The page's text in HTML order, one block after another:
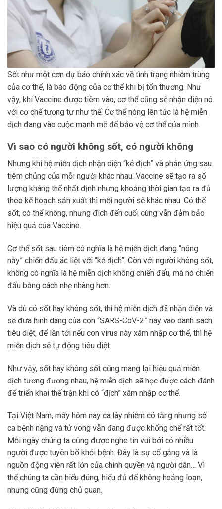
Sốt như một cơn dự báo chính xác về tình trạng nhiễm trùng
của cơ thể, là báo động của cơ thể khi bị tổn thương. Như
vậy, khi Vaccine được tiêm vào, cơ thể cũng sẽ nhận diện nó
với cơ chế tương tự như thế. Cơ thể nóng lên tức là hệ miễn
dịch đang vào cuộc mạnh mẽ để bảo vệ cơ thể của mình.
Vì sao có người không sốt, có người không
Nhưng khi hệ miễn dịch nhận diện “kẻ địch” và phản ứng sau
tiêm chủng của mỗi người khác nhau. Vaccine sẽ tạo ra số
lượng kháng thể nhất định nhưng khoảng thời gian tạo ra đủ
theo kế hoạch sản xuất thì mỗi người sẽ khác nhau. Có thể
sốt, có thể không, nhưng đích đến cuối cùng vẫn đảm bảo
hiệu quả của Vaccine.
Cơ thể sốt sau tiêm có nghĩa là hệ miễn dịch đang “nóng
nảy” chiến đấu ác liệt với “kẻ địch”. Còn với người không sốt,
không có nghĩa là hệ miễn dịch không chiến đấu, mà nó chiến
đấu bằng cách nhẹ nhàng hơn.
Và dù có sốt hay không sốt, thì hệ miễn dịch đã nhận diện và
sẽ đưa hình dáng của con “SARS-CoV-2” này vào danh sách
tiêu diệt, để lần tới nếu con virus này xâm nhập cơ thể, thì hệ
miễn dịch sẽ tự động tiêu diệt.
Như vậy, sốt hay không sốt cũng mang lại hiệu quả miễn
dịch tương đương nhau, hệ miễn dịch sẽ học được cách đánh
để triển khai thế trận khi có “địch” xâm nhập cơ thể.
Tại Việt Nam, mấy hôm nay ca lây nhiễm có tăng nhưng số
ca bệnh nặng và tử vong vẫn đang được khống chế rất tốt.
Mỗi ngày chúng ta cũng được nghe tin vui bởi có nhiều
người được tuyên bố khỏi bệnh. Đây là sự cố gắng và là
nguồn động viên rất lớn của chính quyền và người dân… Vì
thế chúng ta cần hiểu đúng, hiểu đủ để không hoảng loạn,
nhưng cũng đừng chủ quan.